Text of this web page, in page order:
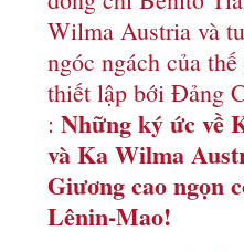
Wilma Austria và
ngóc ngách của
thiết lập bới Đảng
:Những ký ức về
và Ka Wilma
Giương cao ngọn
Lênin-Mao!